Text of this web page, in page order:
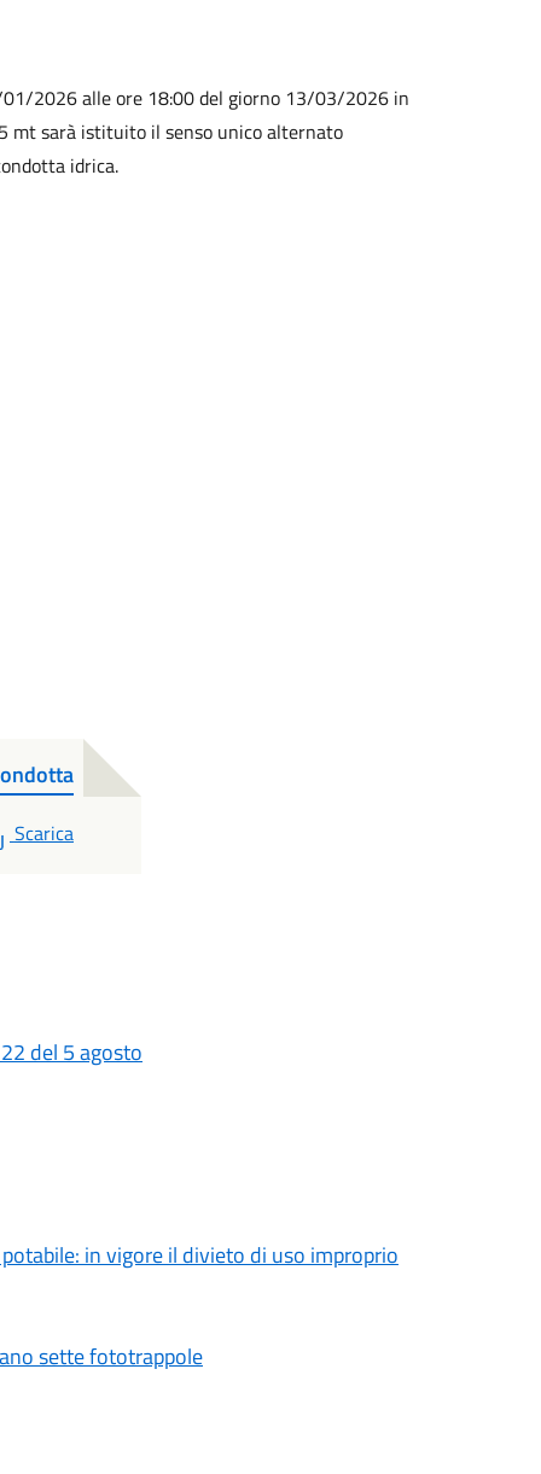
2026 alle ore 18:00 del giorno 13/03/2026 in
mt sarà istituito il senso unico alternato
idrica.
PDF
Scarica
del 5 agosto
in vigore il divieto di uso improprio
sette fototrappole